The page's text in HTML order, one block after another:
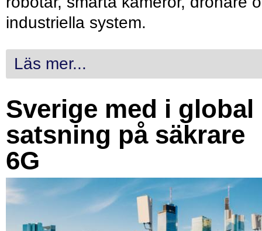
industriella system.
Läs mer...
Sverige med i global
satsning på säkrare
6G